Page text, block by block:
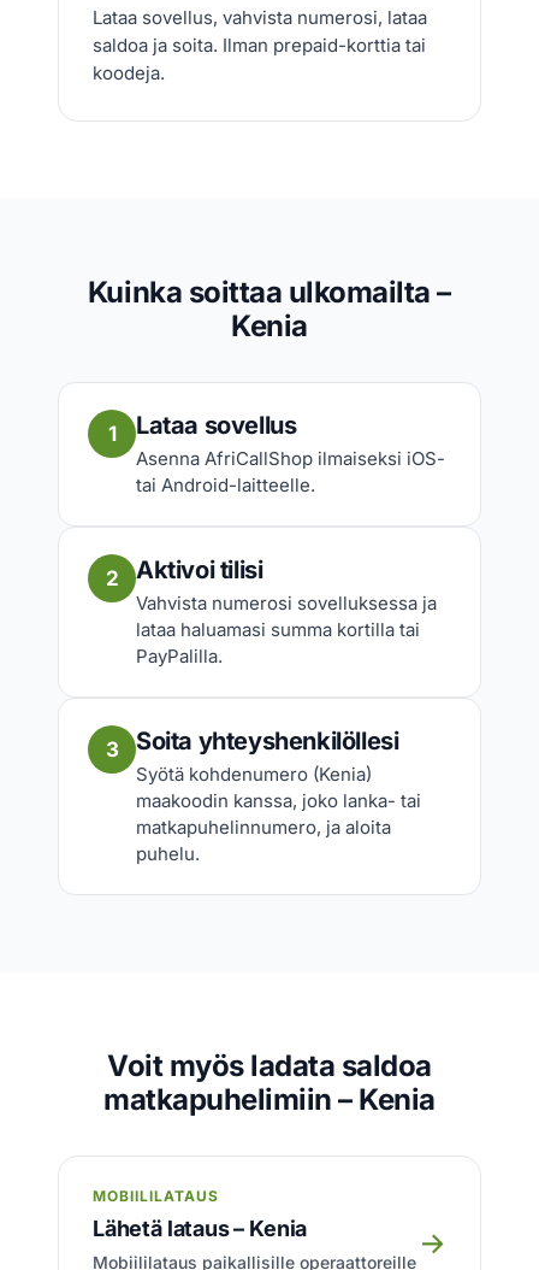
Lataa sovellus, vahvista numerosi, lataa
saldoa ja soita. Ilman prepaid-korttia tai
koodeja.
Kuinka soittaa ulkomailta –
Kenia
1 Lataa sovellus
Asenna AfriCallShop ilmaiseksi iOS-
tai Android-laitteelle.
2 Aktivoi tilisi
Vahvista numerosi sovelluksessa ja
lataa haluamasi summa kortilla tai
PayPalilla.
3 Soita yhteyshenkilöllesi
Syötä kohdenumero (Kenia)
maakoodin kanssa, joko lanka- tai
matkapuhelinnumero, ja aloita
puhelu.
Voit myös ladata saldoa
matkapuhelimiin – Kenia
MOBIILILATAUS
Lähetä lataus – Kenia
Mobiililataus paikallisille operaattoreille
→